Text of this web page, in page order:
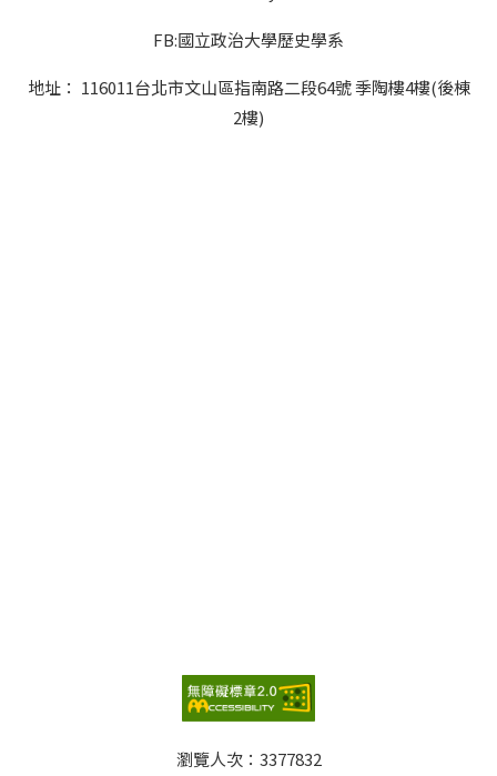
FB:國立政治大學歷史學系
地址： 116011台北市文山區指南路二段64號 季陶樓4樓(後棟
2樓)
瀏覽人次： 3377832